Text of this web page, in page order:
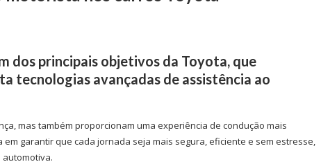
dos principais objetivos da Toyota, que
tecnologias avançadas de assistência ao
mas também proporcionam uma experiência de condução mais
em garantir que cada jornada seja mais segura, eficiente e sem estresse,